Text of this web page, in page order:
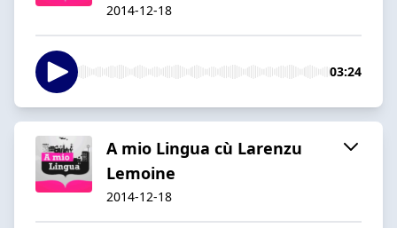
2014-12-18
03:24
A mio Lingua cù Larenzu
Lemoine
2014-12-18